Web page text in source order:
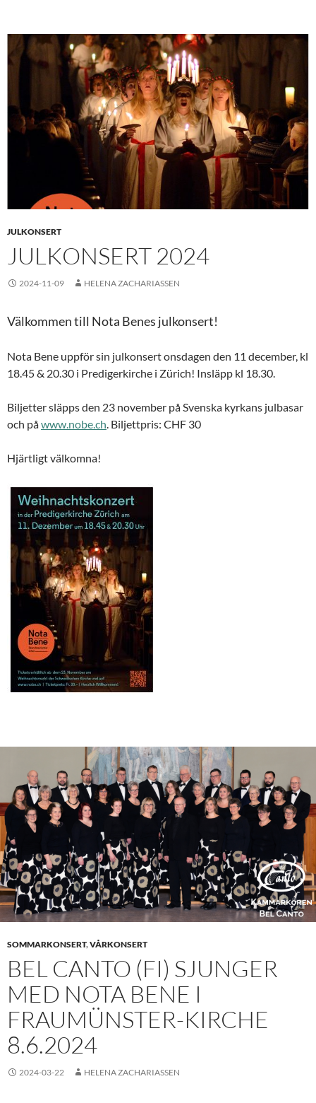
JULKONSERT
JULKONSERT 2024
2024-11-09 HELENA ZACHARIASSEN
Välkommen till Nota Benes julkonsert!
Nota Bene uppför sin julkonsert onsdagen den 11 december, kl
18.45 & 20.30 i Predigerkirche i Zürich! Insläpp kl 18.30.
Biljetter släpps den 23 november på Svenska kyrkans julbasar
och påwww.nobe.ch. Biljettpris: CHF 30
Hjärtligt välkomna!
SOMMARKONSERT,VÅRKONSERT
BEL CANTO (FI) SJUNGER
MED NOTA BENE I
FRAUMÜNSTER-KIRCHE
8.6.2024
2024-03-22 HELENA ZACHARIASSEN